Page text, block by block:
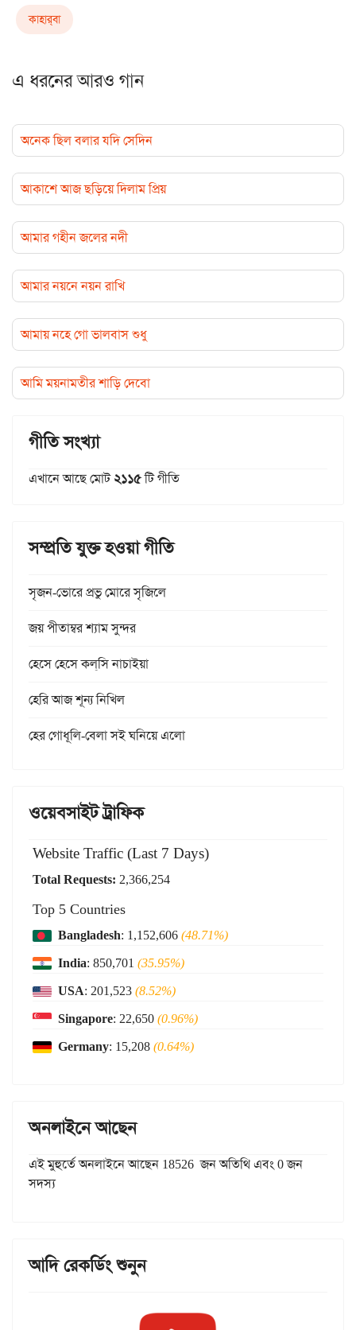
কাহার্‌বা
এ ধরনের আরও গান
অনেক ছিল বলার যদি সেদিন
আকাশে আজ ছড়িয়ে দিলাম প্রিয়
আমার গহীন জলের নদী
আমার নয়নে নয়ন রাখি
আমায় নহে গো ভালবাস শুধু
আমি ময়নামতীর শাড়ি দেবো
গীতি সংখ্যা
এখানে আছে মোট২১১৫টি গীতি
সম্প্রতি যুক্ত হওয়া গীতি
সৃজন-ভোরে প্রভু মোরে সৃজিলে
জয় পীতাম্বর শ্যাম সুন্দর
হেসে হেসে কল্‌সি নাচাইয়া
হেরি আজ শূন্য নিখিল
হের গোধূলি-বেলা সই ঘনিয়ে এলো
ওয়েবসাইট ট্রাফিক
Website Traffic (Last 7 Days)
Total Requests: 2,366,254
Top 5 Countries
Bangladesh: 1,152,606(48.71%)
India: 850,701 (35.95%)
USA: 201,523(8.52%)
Singapore: 22,650(0.96%)
Germany: 15,208(0.64%)
অনলাইনে আছেন
এই মুহুর্তে অনলাইনে আছেন 18526 জন অতিথি এবং 0 জন
সদস্য
আদি রেকর্ডিং শুনুন